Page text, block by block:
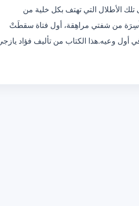
تلك الأطلال التي تهتف بكل خلية من
آسِرَة من شفتي مراهِقة، أول فتاة سقطَتْ
أول وعيه.هذا الكتاب من تأليف فؤاد